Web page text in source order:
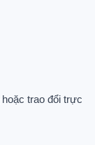
hoặc trao đổi trực